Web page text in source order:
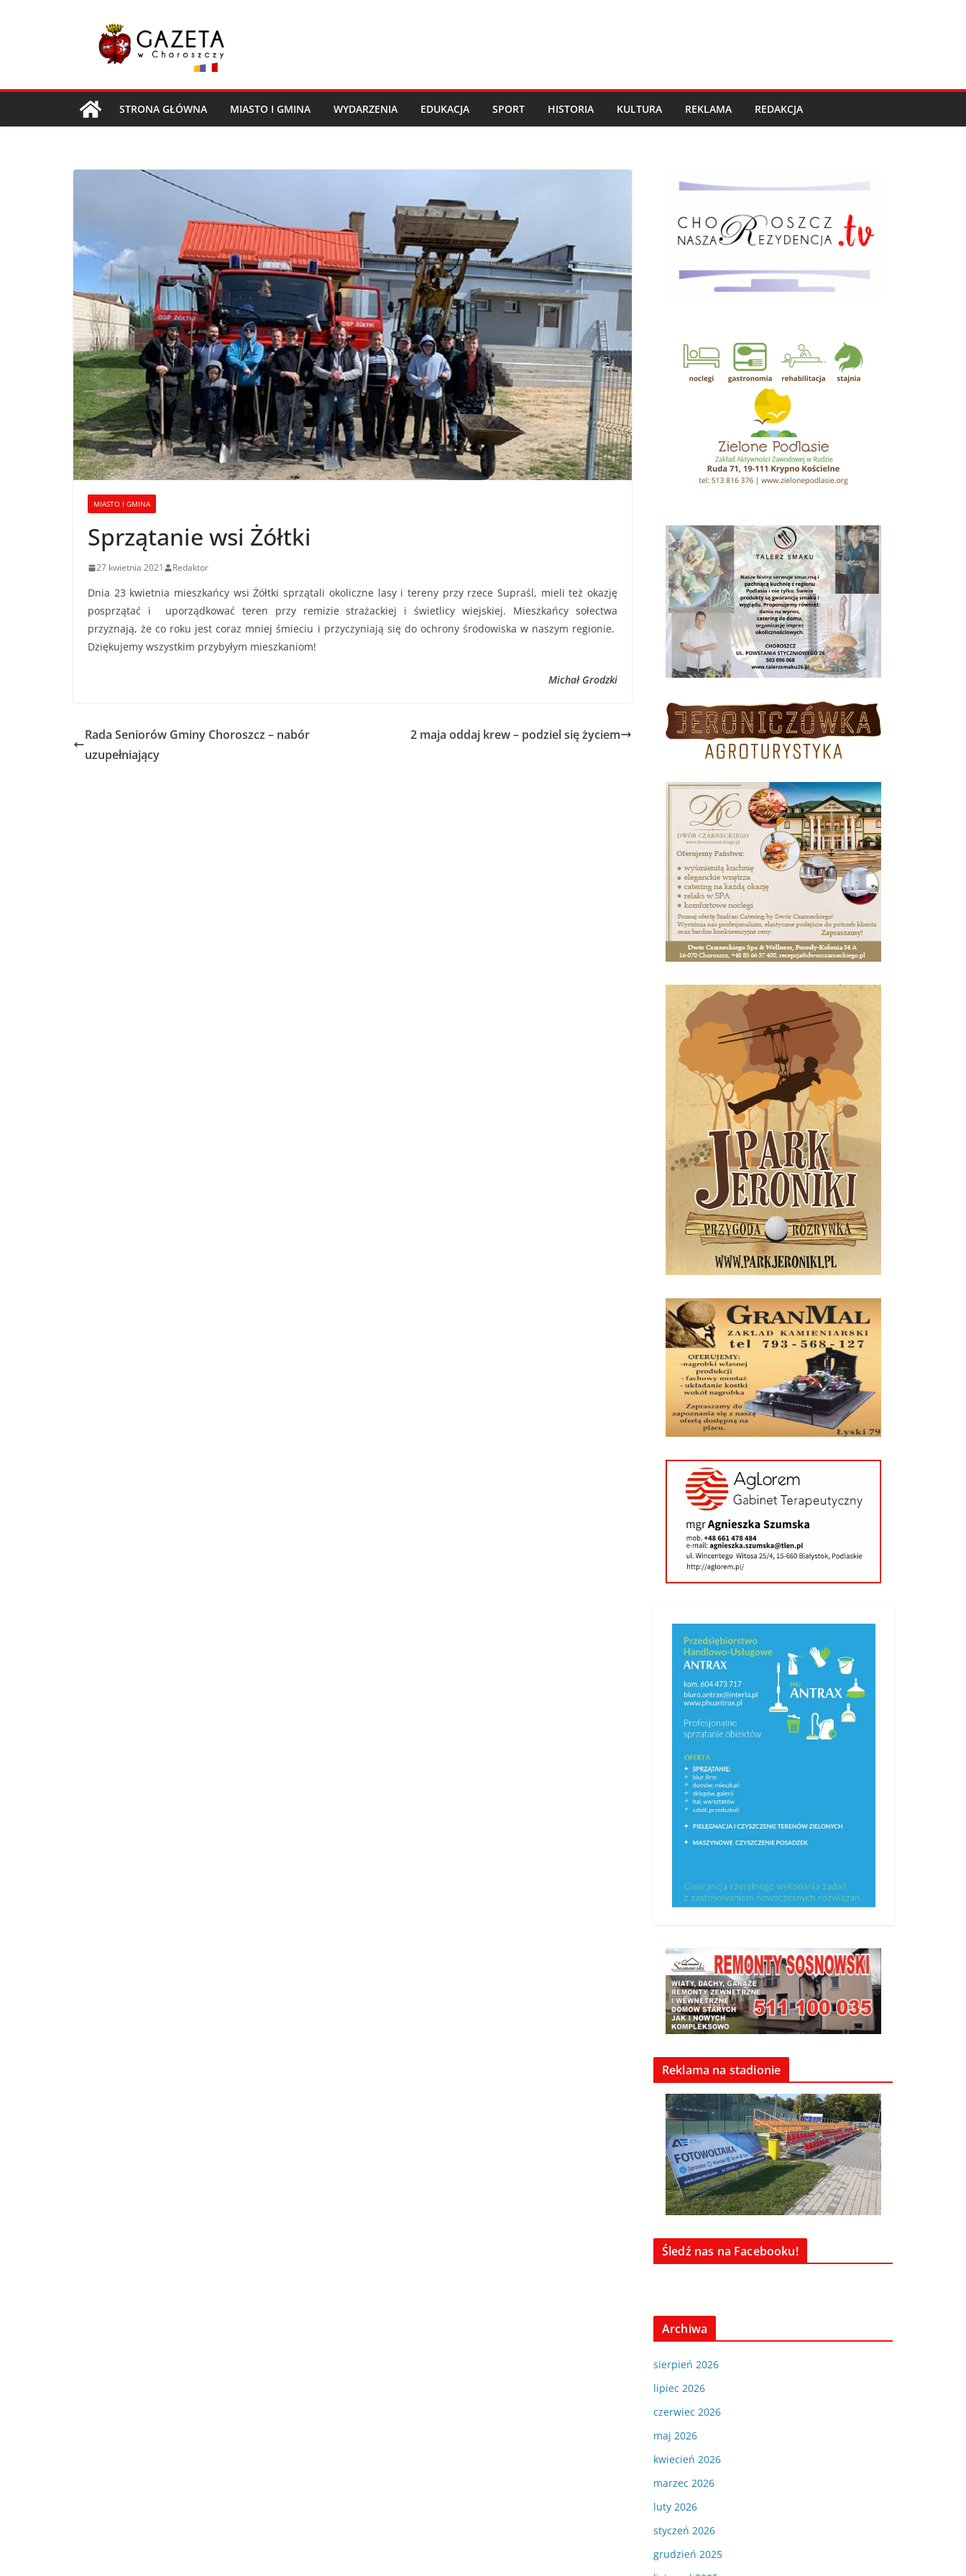
STRONA GŁÓWNA MIASTO I GMINA WYDARZENIA EDUKACJA SPORT HISTORIA KULTURA REKLAMA REDAKCJA
MIASTO I GMINA
Sprzątanie wsi Żółtki
27 kwietnia 2021 Redaktor
Dnia 23 kwietnia mieszkańcy wsi Żółtki sprzątali okoliczne lasy i tereny przy rzece Supraśl, mieli też okazję
posprzątać i uporządkować teren przy remizie strażackiej i świetlicy wiejskiej. Mieszkańcy sołectwa
przyznają, że co roku jest coraz mniej śmieciu i przyczyniają się do ochrony środowiska w naszym regionie.
Dziękujemy wszystkim przybyłym mieszkaniom!
Michał Grodzki
Rada Seniorów Gminy Choroszcz – nabór
uzupełniający
2 maja oddaj krew – podziel się życiem
Reklama na stadionie
Śledź nas na Facebooku!
Archiwa
sierpień 2026
lipiec 2026
czerwiec 2026
maj 2026
kwiecień 2026
marzec 2026
luty 2026
styczeń 2026
grudzień 2025